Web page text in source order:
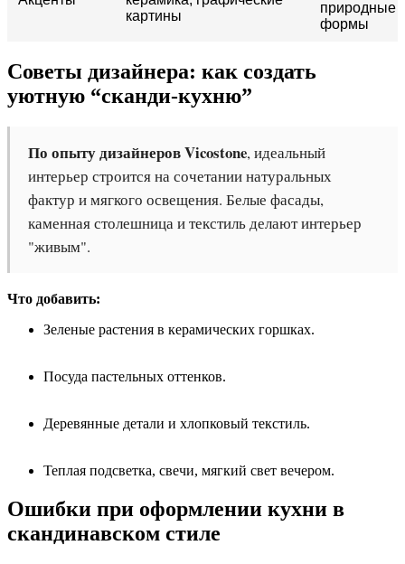
картины
природные
формы
Советы дизайнера: как создать
уютную “сканди-кухню”
По опыту дизайнеров Vicostone, идеальный
интерьер строится на сочетании натуральных
фактур и мягкого освещения. Белые фасады,
каменная столешница и текстиль делают интерьер
"живым".
Что добавить:
Зеленые растения в керамических горшках.
Посуда пастельных оттенков.
Деревянные детали и хлопковый текстиль.
Теплая подсветка, свечи, мягкий свет вечером.
Ошибки при оформлении кухни в
скандинавском стиле